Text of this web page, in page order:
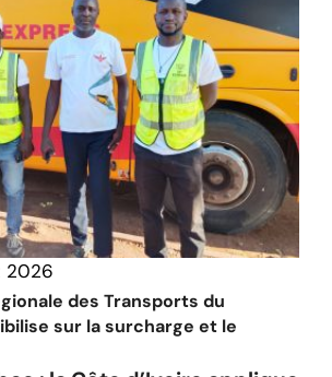
2026
des Transports du
sur la surcharge et le